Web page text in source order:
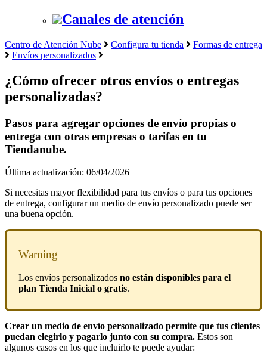
Canales de atención
Centro de Atención Nube Configura tu tienda
Formas de entrega
Envíos personalizados
¿Cómo ofrecer otros envíos o entregas
personalizadas?
Pasos para agregar opciones de envío propias o
entrega con otras empresas o tarifas en tu
Tiendanube.
Última actualización: 06/04/2026
Si necesitas mayor flexibilidad para tus envíos o para tus opciones
de entrega, configurar un medio de envío personalizado puede ser
una buena opción.
Warning
Los envíos personalizados no están disponibles para el
plan Tienda Inicial o gratis.
Crear un medio de envío personalizado permite que tus clientes
puedan elegirlo y pagarlo junto con su compra. Estos son
algunos casos en los que incluirlo te puede ayudar: